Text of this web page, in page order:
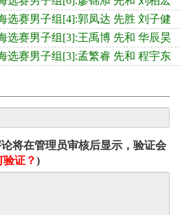
选赛男子组[4]:郭凤达 先胜 刘子健
选赛男子组[3]:王禹博 先和 华辰昊
选赛男子组[3]:孟繁睿 先和 程宇东
将在管理员审核后显示，验证会
验证？)